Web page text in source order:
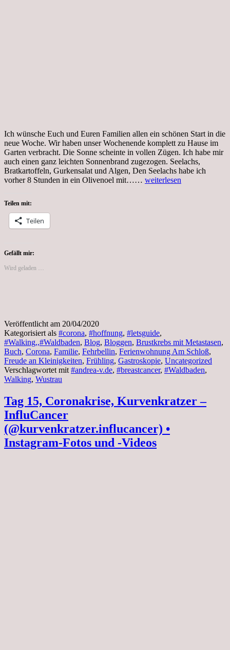
Ich wünsche Euch und Euren Familien allen ein schönen Start in die
neue Woche. Wir haben unser Wochenende komplett zu Hause im
Garten verbracht. Die Sonne scheinte in vollen Zügen. Ich habe mir
auch einen ganz leichten Sonnenbrand zugezogen. Seelachs,
Bratkartoffeln, Gurkensalat und Algen, Den Seelachs habe ich
vorher 8 Stunden in ein Olivenoel mit…… Tag
weiterlesen
Teilen mit:
Teilen
Gefällt mir:
Wird geladen …
Veröffentlicht am 20/04/2020
Kategorisiert als #corona, #hoffnung, #letsguide,
#Walking,,#Waldbaden, Blog, Bloggen, Brustkrebs mit Metastasen,
Buch, Corona, Familie, Fehrbellin, Ferienwohnung Am Schloß,
Freude an Kleinigkeiten, Frühling, Gastroskopie, Uncategorized
Verschlagwortet mit #andrea-v.de, #breastcancer, #Waldbaden,
Walking, Wustrau
Tag 15, Coronakrise, Kurvenkratzer –
InfluCancer
(@kurvenkratzer.influcancer) •
Instagram-Fotos und -Videos